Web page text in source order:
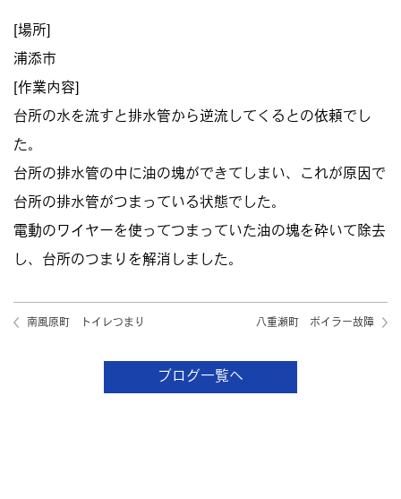
[場所]
浦添市
[作業内容]
台所の水を流すと排水管から逆流してくるとの依頼でし
た。
台所の排水管の中に油の塊ができてしまい、これが原因で
台所の排水管がつまっている状態でした。
電動のワイヤーを使ってつまっていた油の塊を砕いて除去
し、台所のつまりを解消しました。
南風原町 トイレつまり 八重瀬町 ボイラー故障
ブログ一覧へ